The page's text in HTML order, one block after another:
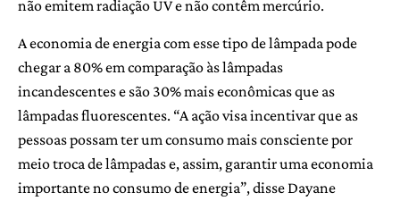
não emitem radiação UV e não contêm mercúrio.
A economia de energia com esse tipo de lâmpada pode
chegar a 80% em comparação às lâmpadas
incandescentes e são 30% mais econômicas que as
lâmpadas fluorescentes. “A ação visa incentivar que as
pessoas possam ter um consumo mais consciente por
meio troca de lâmpadas e, assim, garantir uma economia
importante no consumo de energia”, disse Dayane